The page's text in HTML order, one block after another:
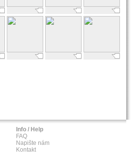
Info / Help
FAQ
Napište nám
Kontakt